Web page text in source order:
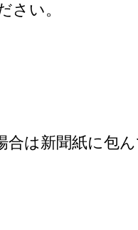
さい。
は新聞紙に包